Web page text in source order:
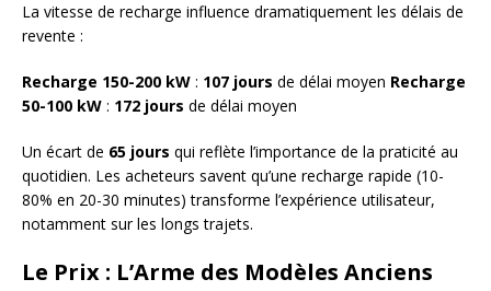
La vitesse de recharge influence dramatiquement les délais de
revente :
Recharge 150-200 kW : 107 jours de délai moyen Recharge
50-100 kW : 172 jours de délai moyen
Un écart de 65 jours qui reflète l’importance de la praticité au
quotidien. Les acheteurs savent qu’une recharge rapide (10-
80% en 20-30 minutes) transforme l’expérience utilisateur,
notamment sur les longs trajets.
Le Prix : L’Arme des Modèles Anciens